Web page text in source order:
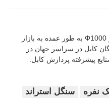
این ماشین ماشین مستقل تک پیچ دار Φ1000 به طور عمده به بازار
کابل در سراسر جهان در
پیشرفته پردازش کابل.
نفره سنگل استراند